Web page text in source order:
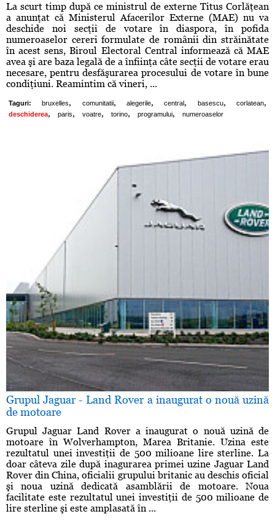
La scurt timp după ce ministrul de externe Titus Corlăţean
a anunţat că Ministerul Afacerilor Externe (MAE) nu va
deschide noi secţii de votare în diaspora, în pofida
numeroaselor cereri formulate de românii din străinătate
în acest sens, Biroul Electoral Central informează că MAE
avea şi are baza legală de a înfiinţa câte secţii de votare erau
necesare, pentru desfăşurarea procesului de votare în bune
condiţiuni. Reamintim că vineri, ...
Taguri: bruxelles, comunitatii, alegerile, central, basescu, corlatean,
deschiderea, paris, voatre, torino, programului, numeroaselor
Grupul Jaguar - Land Rover a inaugurat o nouă uzină
de motoare
Grupul Jaguar Land Rover a inaugurat o nouă uzină de
motoare în Wolverhampton, Marea Britanie. Uzina este
rezultatul unei investiţii de 500 milioane lire sterline. La
doar câteva zile după inagurarea primei uzine Jaguar Land
Rover din China, oficialii grupului britanic au deschis oficial
şi noua uzină dedicată asamblării de motoare. Noua
facilitate este rezultatul unei investiţii de 500 milioane de
lire sterline şi este amplasată în ...